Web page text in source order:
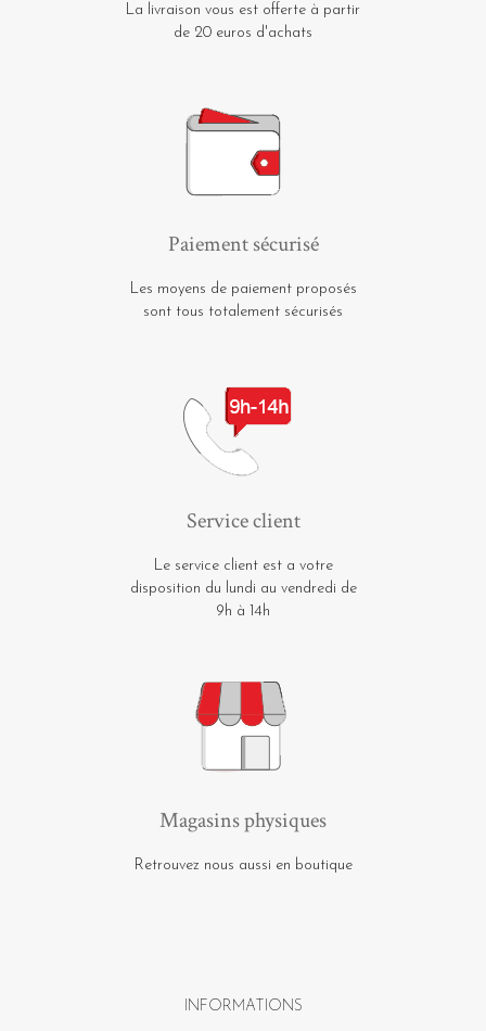
La livraison vous est offerte à partir
de 20 euros d'achats
Paiement sécurisé
Les moyens de paiement proposés
sont tous totalement sécurisés
Service client
Le service client est a votre
disposition du lundi au vendredi de
9h à 14h
Magasins physiques
Retrouvez nous aussi en boutique
INFORMATIONS